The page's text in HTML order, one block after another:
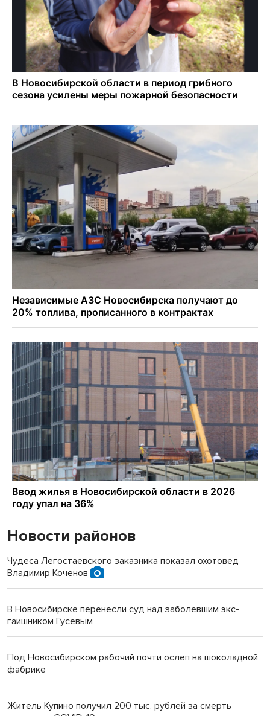
Новости районов
Чудеса Легостаевского заказника показал охотовед
Владимир Коченов
В Новосибирске перенесли суд над заболевшим экс-
гаишником Гусевым
Под Новосибирском рабочий почти ослеп на шоколадной
фабрике
Житель Купино получил 200 тыс. рублей за смерть